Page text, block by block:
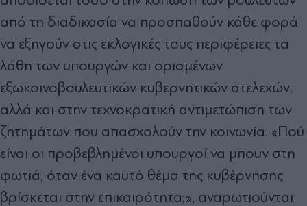
από τη διαδικασία να προσπαθούν κάθε φορά
να εξηγούν στις εκλογικές τους περιφέρειες τα
λάθη των υπουργών και ορισμένων
εξωκοινοβουλευτικών κυβερνητικών στελεχών,
αλλά και στην τεχνοκρατική αντιμετώπιση των
ζητημάτων που απασχολούν την κοινωνία. «Πού
είναι οι προβεβλημένοι υπουργοί να μπουν στη
φωτιά, όταν ένα καυτό θέμα της κυβέρνησης
βρίσκεται στην επικαιρότητα;», αναρωτιούνται